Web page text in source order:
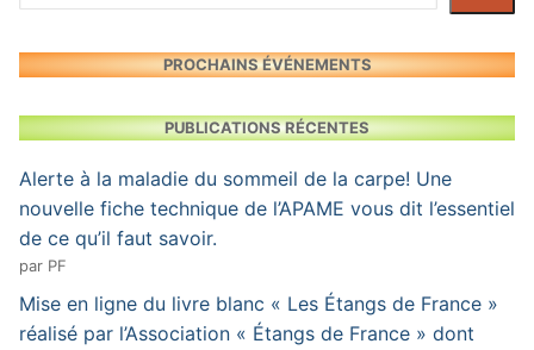
PROCHAINS ÉVÉNEMENTS
PUBLICATIONS RÉCENTES
Alerte à la maladie du sommeil de la carpe! Une
nouvelle fiche technique de l’APAME vous dit l’essentiel
de ce qu’il faut savoir.
par PF
Mise en ligne du livre blanc « Les Étangs de France »
réalisé par l’Association « Étangs de France » dont